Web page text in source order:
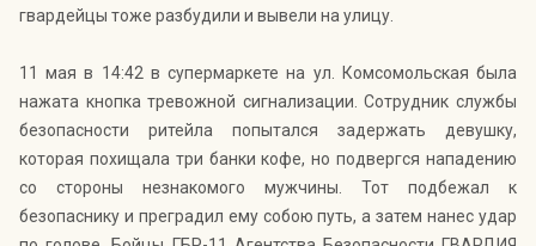
гвардейцы тоже разбудили и вывели на улицу.
11 мая в 14:42 в супермаркете на ул. Комсомольская была
нажата кнопка тревожной сигнализации. Сотрудник службы
безопасности ритейла попытался задержать девушку,
которая похищала три банки кофе, но подвергся нападению
со стороны незнакомого мужчины. Тот подбежал к
безопаснику и преградил ему собою путь, а затем нанес удар